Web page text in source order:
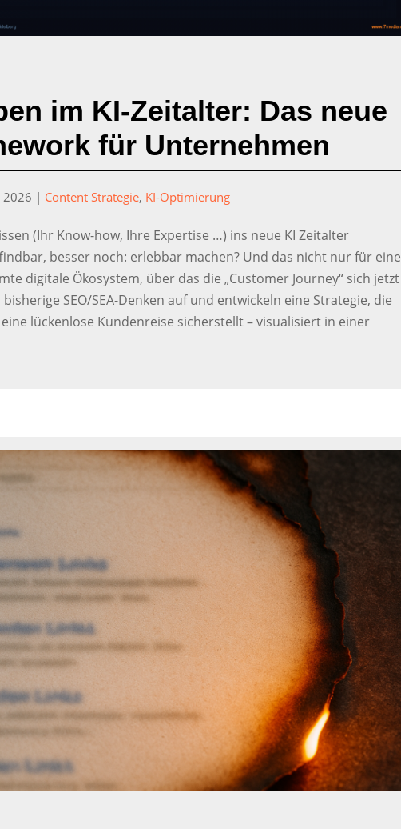
im KI-Zeitalter: Das neue
für Unternehmen
2026 | Content Strategie, KI-Optimierung
(Ihr Know-how, Ihre Expertise …) ins neue KI Zeitalter
besser noch: erlebbar machen? Und das nicht nur für eine
digitale Ökosystem, über das die „Customer Journey“ sich jetzt
SEO/SEA-Denken auf und entwickeln eine Strategie, die
lückenlose Kundenreise sicherstellt – visualisiert in einer